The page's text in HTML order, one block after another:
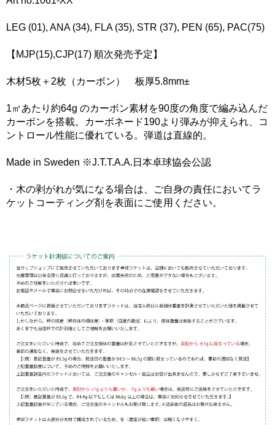
LEG (01), ANA (34), FLA (35), STR (37), PEN (65), PAC(75)
【MJP(15),CJP(17) 順次発売予定】
木材5枚＋2枚（カーボン） 板厚5.8mm±
1㎡あたり約64g のカーボン素材を90度の角度で編み込んだ
カーボンを搭載。カーボネード190より弾みが抑えられ、コ
ントロール性能に優れている。弾道は直線的。
Made in Sweden ※J.T.T.A.A.日本卓球協会公認
・木の剥がれが気になる場合は、ご自身の責任においてラ
ケットコーティング剤を表面にご使用ください。